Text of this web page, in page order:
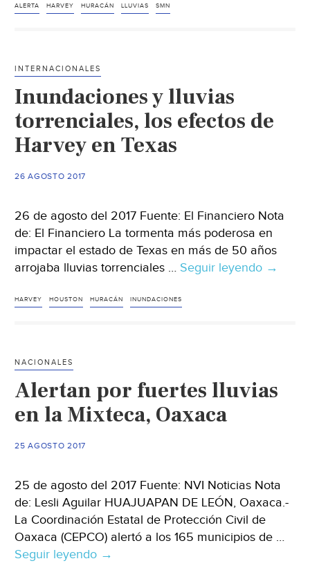
en
ALERTA HARVEY HURACÁN LLUVIAS SMN
INTERNACIONALES
Inundaciones y lluvias
torrenciales, los efectos de
Harvey en Texas
26 AGOSTO 2017
26 de agosto del 2017 Fuente: El Financiero Nota
de: El Financiero La tormenta más poderosa en
impactar el estado de Texas en más de 50 años
arrojaba lluvias torrenciales … Seguir leyendo
Harvey
→
HARVEY HOUSTON HURACÁN INUNDACIONES
NACIONALES
Alertan por fuertes lluvias
en la Mixteca, Oaxaca
25 AGOSTO 2017
25 de agosto del 2017 Fuente: NVI Noticias Nota
de: Lesli Aguilar HUAJUAPAN DE LEÓN, Oaxaca.-
La Coordinación Estatal de Protección Civil de
Oaxaca (CEPCO) alertó a los 165 municipios de …
Seguir leyendo Alertan
→